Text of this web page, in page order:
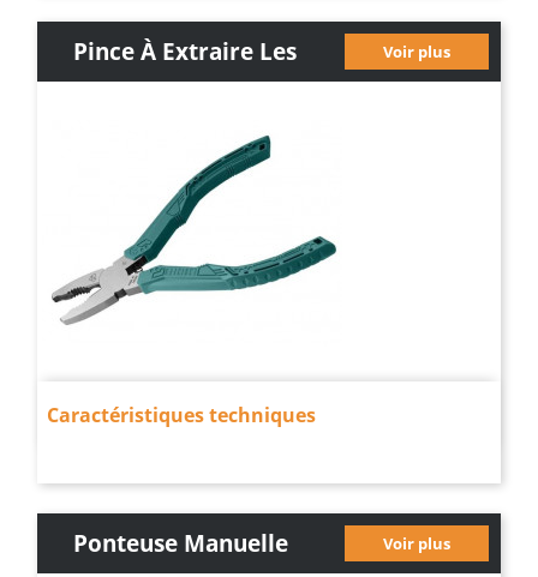
Pince À Extraire Les
Voir plus
Caractéristiques techniques
Ponteuse Manuelle
Voir plus